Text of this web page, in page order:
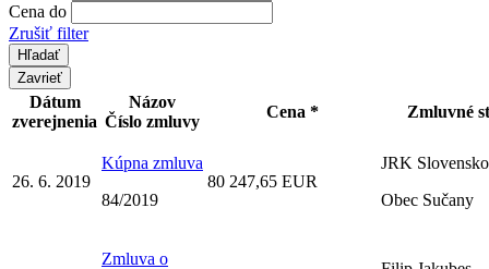
Cena do
Zrušiť filter
Zavrieť
Dátum
zverejnenia
Názov
Číslo zmluvy
Cena * Zmluvné
26. 6. 2019
Kúpna zmluva
84/2019
80 247,65 EUR
JRK
Obec Sučany
Zmluva o